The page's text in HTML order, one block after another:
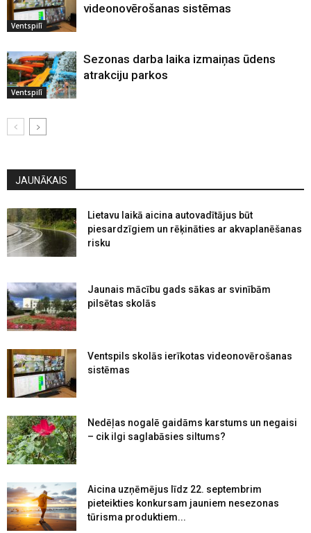
Ventspilī
videonovērošanas sistēmas
Ventspilī
Sezonas darba laika izmaiņas ūdens
atrakciju parkos
JAUNĀKAIS
Lietavu laikā aicina autovadītājus būt
piesardzīgiem un rēķināties ar akvaplanēšanas
risku
Jaunais mācību gads sākas ar svinībām
pilsētas skolās
Ventspils skolās ierīkotas videonovērošanas
sistēmas
Nedēļas nogalē gaidāms karstums un negaisi
– cik ilgi saglabāsies siltums?
Aicina uzņēmējus līdz 22. septembrim
pieteikties konkursam jauniem nesezonas
tūrisma produktiem...